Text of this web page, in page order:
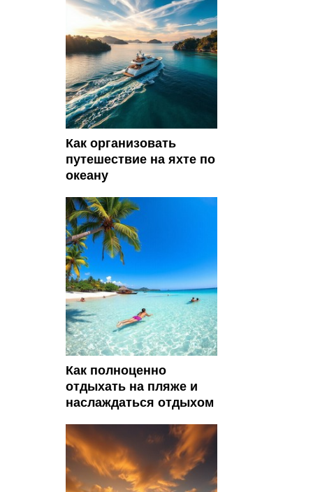
Как организовать
путешествие на яхте по
океану
Как полноценно
отдыхать на пляже и
наслаждаться отдыхом